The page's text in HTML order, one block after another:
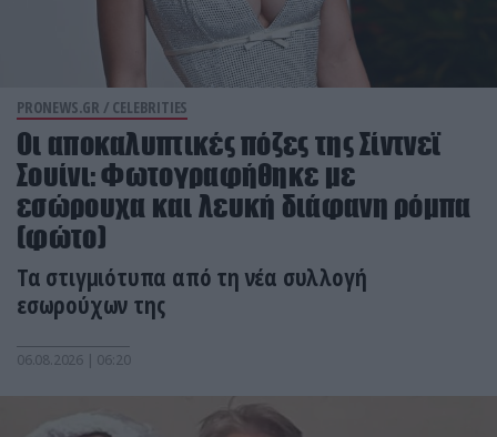
PRONEWS.GR / CELEBRITIES
Οι αποκαλυπτικές πόζες της Σίντνεϊ
Σουίνι: Φωτογραφήθηκε με
εσώρουχα και λευκή διάφανη ρόμπα
(φώτο)
Τα στιγμιότυπα από τη νέα συλλογή
εσωρούχων της
06.08.2026 | 06:20